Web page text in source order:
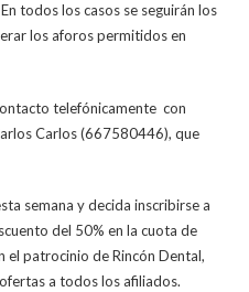
todos los casos se seguirán los
los aforos permitidos en
telefónicamente con
Carlos (667580446), que
semana y decida inscribirse a
del 50% en la cuota de
el patrocinio de Rincón Dental,
a todos los afiliados.